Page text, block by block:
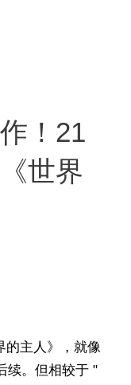
！21
世界
的主人》，就像
续。但相较于 "